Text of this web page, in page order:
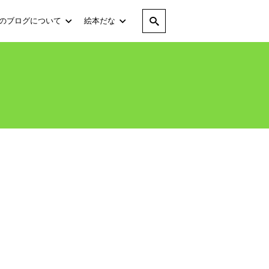
ブログについて 絵本だな